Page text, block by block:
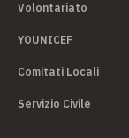
Volontariato
YOUNICEF
Comitati Locali
Servizio Civile